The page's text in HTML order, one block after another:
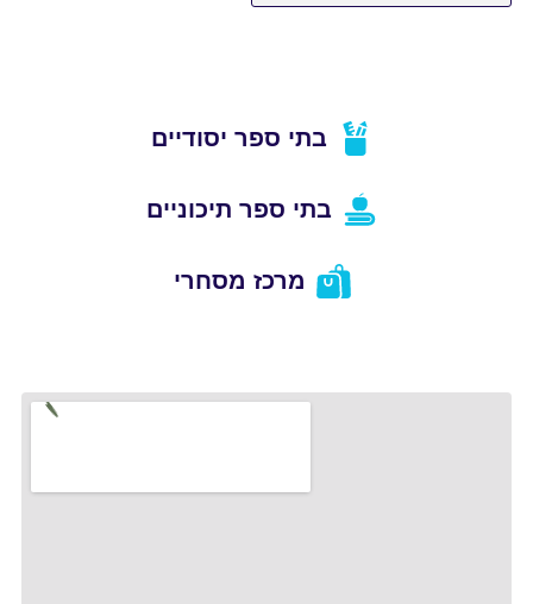
בתי ספר יסודיים
בתי ספר תיכוניים
מרכז מסחרי